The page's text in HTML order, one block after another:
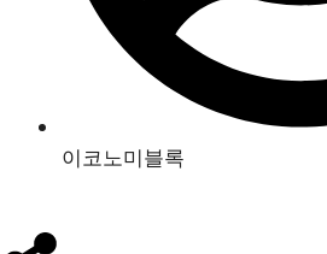
이코노미블록